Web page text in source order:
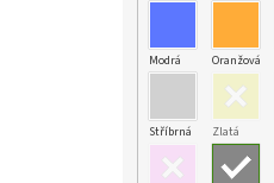
Modrá Oranžová
Stříbrná Zlatá